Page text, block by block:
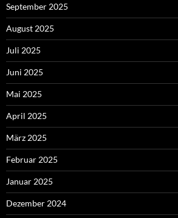
September 2025
August 2025
Juli 2025
Juni 2025
Mai 2025
April 2025
März 2025
Februar 2025
Januar 2025
Dezember 2024